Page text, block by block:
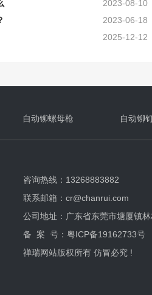
2023-06-18
2025-12-12
2025-12-12
自动铆螺母枪 自动铆
咨询热线：13268883882
联系邮箱：cr@chanrui.com
公司地址：广东省东莞市塘厦镇
备 案 号： 粤ICP备19162733号
禅瑞网站版权所有 仿冒必究 !